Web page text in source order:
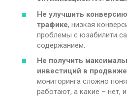
Не улучшить конверсию
трафике, низкая
проблемы с юзабилити
содержанием.
Не получить
инвестиций в
мониторинга сложно
работают, а какие – нет,